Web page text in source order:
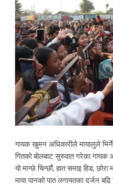
गायक खुमन अधिकारीले मायालुले भिर्ने
गितको बोलबाट सुरुवात गरेका गायक
यो मान्छे चिन्छौं, हात समाइ हिड,
माया पानको पात लगायतका दर्जन